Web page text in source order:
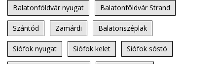
Balatonföldvár nyugat Balatonföldvár Strand
Szántód Zamárdi Balatonszéplak
Siófok nyugat Siófok kelet Siófok sóstó